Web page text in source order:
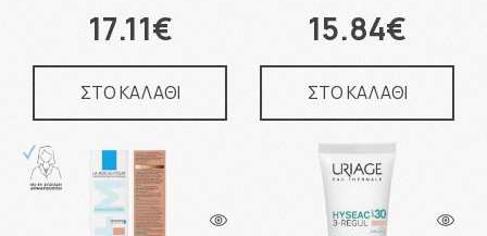
17.11€
ΣΤΟ ΚΑΛΑΘΙ
15.84€
ΣΤΟ ΚΑΛΑΘΙ